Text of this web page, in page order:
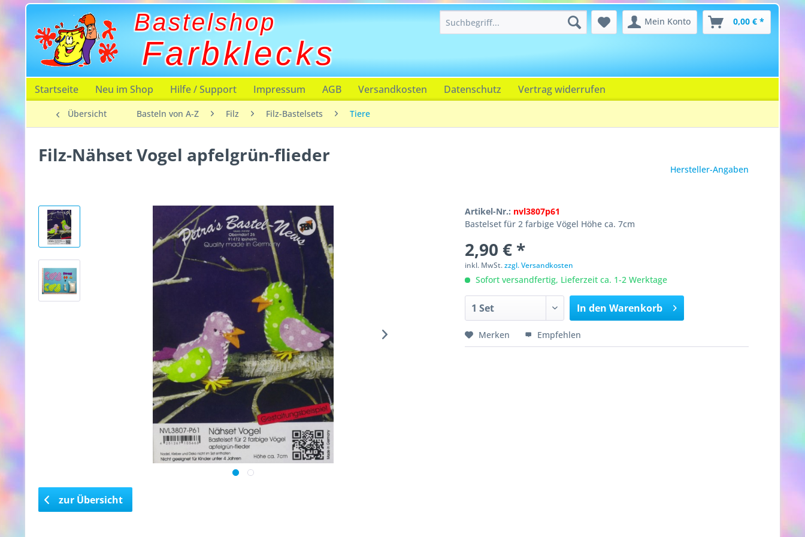
Bastelshop
Farbklecks
Mein Konto 0,00 € *
Startseite Neu im Shop Hilfe / Support Impressum AGB Versandkosten Datenschutz Vertrag widerrufen
Übersicht Basteln von A-Z Filz Filz-Bastelsets Tiere
Filz-Nähset Vogel apfelgrün-flieder
Hersteller-Angaben
Artikel-Nr.: nvl3807p61
Bastelset für 2 farbige Vögel Höhe ca. 7cm
2,90 € *
inkl. MwSt.zzgl. Versandkosten
Sofort versandfertig, Lieferzeit ca. 1-2 Werktage
In den Warenkorb
Merken Empfehlen
zur Übersicht